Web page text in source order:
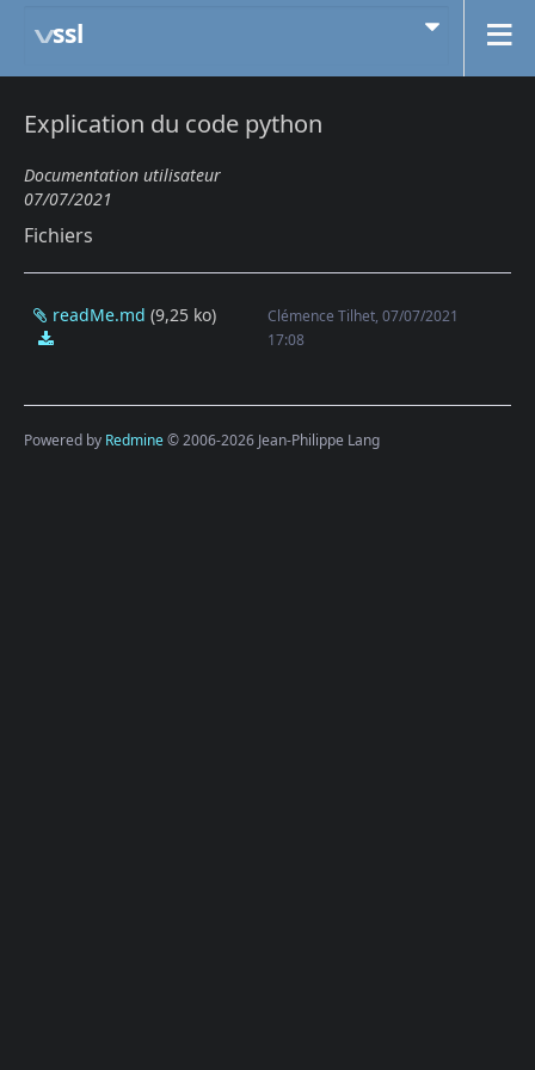
ssl
Explication du code python
Documentation utilisateur
07/07/2021
Fichiers
readMe.md (9,25 ko)
Clémence Tilhet, 07/07/2021
17:08
Powered by Redmine© 2006-2026 Jean-Philippe Lang